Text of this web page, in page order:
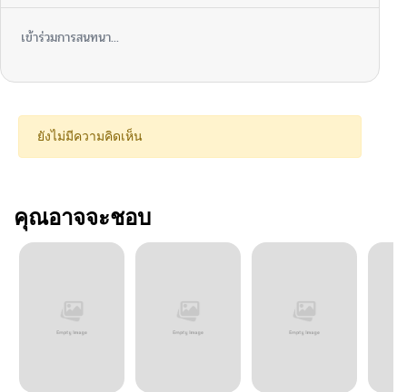
เข้าร่วมการสนทนา...
ยังไม่มีความคิดเห็น
คุณอาจจะชอบ